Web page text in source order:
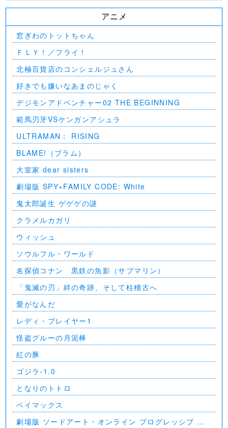
アニメ
窓ぎわのトットちゃん
ＦＬＹ！／フライ！
北極百貨店のコンシェルジュさん
好きでも嫌いなあまのじゃく
デジモンアドベンチャー02 THE BEGINNING
範馬刃牙VSケンガンアシュラ
ULTRAMAN： RISING
BLAME!（ブラム）
大室家 dear sisters
劇場版 SPY×FAMILY CODE: White
⻤太郎誕生 ゲゲゲの謎
クラメルカガリ
ウィッシュ
ソウルフル・ワールド
名探偵コナン 黒鉄の魚影（サブマリン）
「鬼滅の刃」絆の奇跡、そして柱稽古へ
愛がなんだ
レディ・プレイヤー1
怪盗グルーの月泥棒
紅の豚
ゴジラ-1.0
となりのトトロ
ベイマックス
劇場版 ソードアート・オンライン プログレッシブ 星